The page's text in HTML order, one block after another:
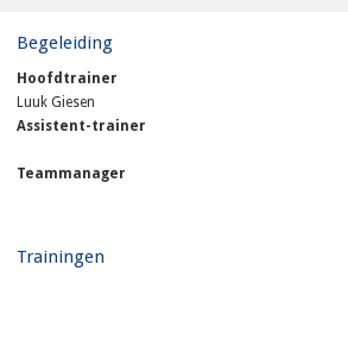
Begeleiding
Hoofdtrainer
Luuk Giesen
Assistent-trainer
Teammanager
Trainingen